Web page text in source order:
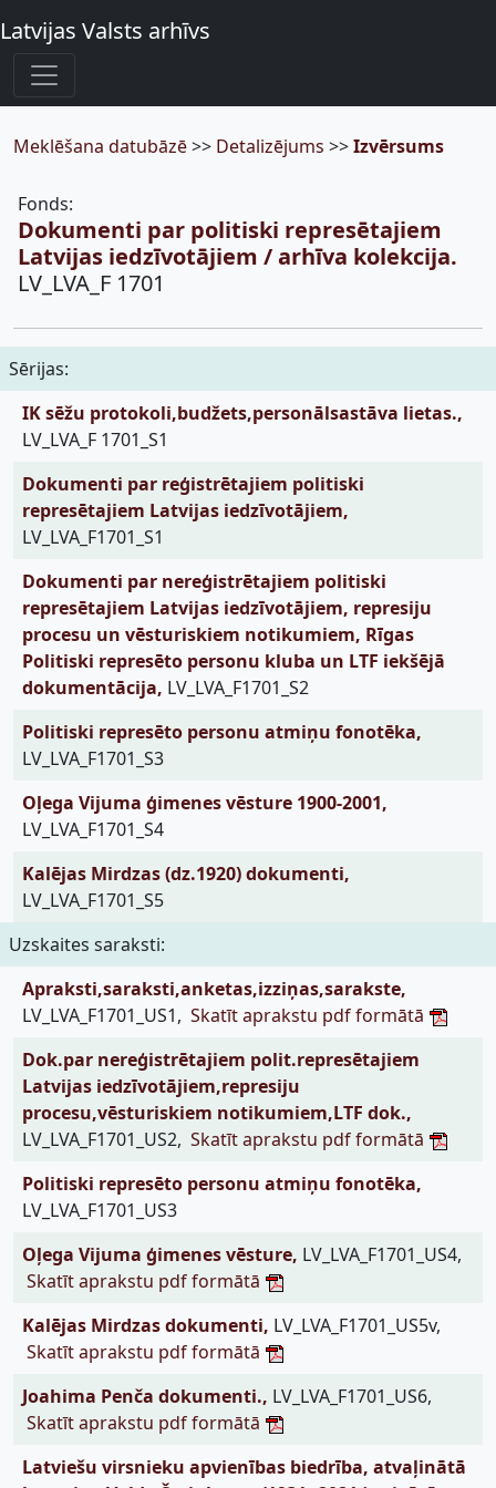
Latvijas Valsts arhīvs
Meklēšana datubāzē>> Detalizējums >>Izvērsums
Fonds:
Dokumenti par politiski represētajiem
Latvijas iedzīvotājiem / arhīva kolekcija.
LV_LVA_F 1701
Sērijas:
IK sēžu protokoli,budžets,personālsastāva lietas.,
LV_LVA_F 1701_S1
Dokumenti par reģistrētajiem politiski
represētajiem Latvijas iedzīvotājiem,
LV_LVA_F1701_S1
Dokumenti par nereģistrētajiem politiski
represētajiem Latvijas iedzīvotājiem, represiju
procesu un vēsturiskiem notikumiem, Rīgas
Politiski represēto personu kluba un LTF iekšējā
dokumentācija, LV_LVA_F1701_S2
Politiski represēto personu atmiņu fonotēka,
LV_LVA_F1701_S3
Oļega Vijuma ģimenes vēsture 1900-2001,
LV_LVA_F1701_S4
Kalējas Mirdzas (dz.1920) dokumenti,
LV_LVA_F1701_S5
Uzskaites saraksti:
Apraksti,saraksti,anketas,izziņas,sarakste,
LV_LVA_F1701_US1, Skatīt aprakstu pdf formātā
Dok.par nereģistrētajiem polit.represētajiem
Latvijas iedzīvotājiem,represiju
procesu,vēsturiskiem notikumiem,LTF dok.,
LV_LVA_F1701_US2, Skatīt aprakstu pdf formātā
Politiski represēto personu atmiņu fonotēka,
LV_LVA_F1701_US3
Oļega Vijuma ģimenes vēsture, LV_LVA_F1701_US4,
Skatīt aprakstu pdf formātā
Kalējas Mirdzas dokumenti, LV_LVA_F1701_US5v,
Skatīt aprakstu pdf formātā
Joahima Penča dokumenti., LV_LVA_F1701_US6,
Skatīt aprakstu pdf formātā
Latviešu virsnieku apvienības biedrība, atvaļinātā